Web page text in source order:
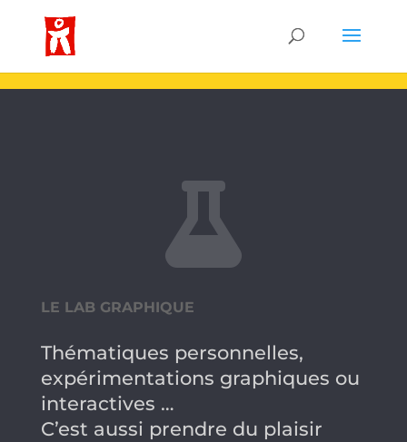

LE LAB GRAPHIQUE
Thématiques personnelles,
expérimentations graphiques ou
interactives …
C’est aussi prendre du plaisir